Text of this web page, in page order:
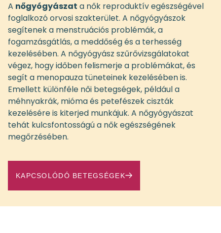
A nőgyógyászat a nők reproduktív egészségével
foglalkozó orvosi szakterület. A nőgyógyászok
segítenek a menstruációs problémák, a
fogamzásgátlás, a meddőség és a terhesség
kezelésében. A nőgyógyász szűrővizsgálatokat
végez, hogy időben felismerje a problémákat, és
segít a menopauza tüneteinek kezelésében is.
Emellett különféle női betegségek, például a
méhnyakrák, mióma és petefészek ciszták
kezelésére is kiterjed munkájuk. A nőgyógyászat
tehát kulcsfontosságú a nők egészségének
megőrzésében.
KAPCSOLÓDÓ BETEGSÉGEK